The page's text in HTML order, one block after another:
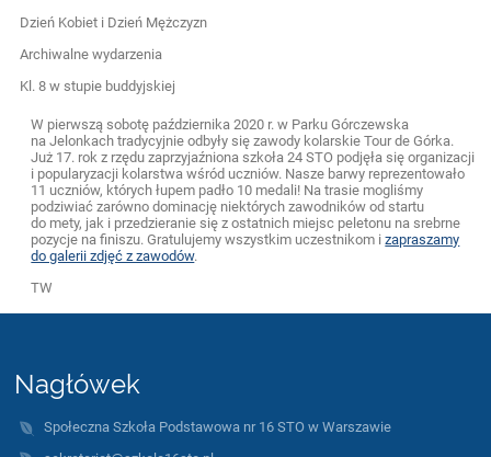
Dzień Kobiet i Dzień Mężczyzn
Archiwalne wydarzenia
Kl. 8 w stupie buddyjskiej
W pierwszą sobotę października 2020 r. w Parku Górczewska
na Jelonkach tradycyjnie odbyły się zawody kolarskie Tour de Górka.
Już 17. rok z rzędu zaprzyjaźniona szkoła 24 STO podjęła się organizacji
i popularyzacji kolarstwa wśród uczniów. Nasze barwy reprezentowało
11 uczniów, których łupem padło 10 medali! Na trasie mogliśmy
podziwiać zarówno dominację niektórych zawodników od startu
do mety, jak i przedzieranie się z ostatnich miejsc peletonu na srebrne
pozycje na finiszu. Gratulujemy wszystkim uczestnikom izapraszamy
do galerii zdjęć z zawodów.
TW
Nagłówek
Społeczna Szkoła Podstawowa nr 16 STO w Warszawie